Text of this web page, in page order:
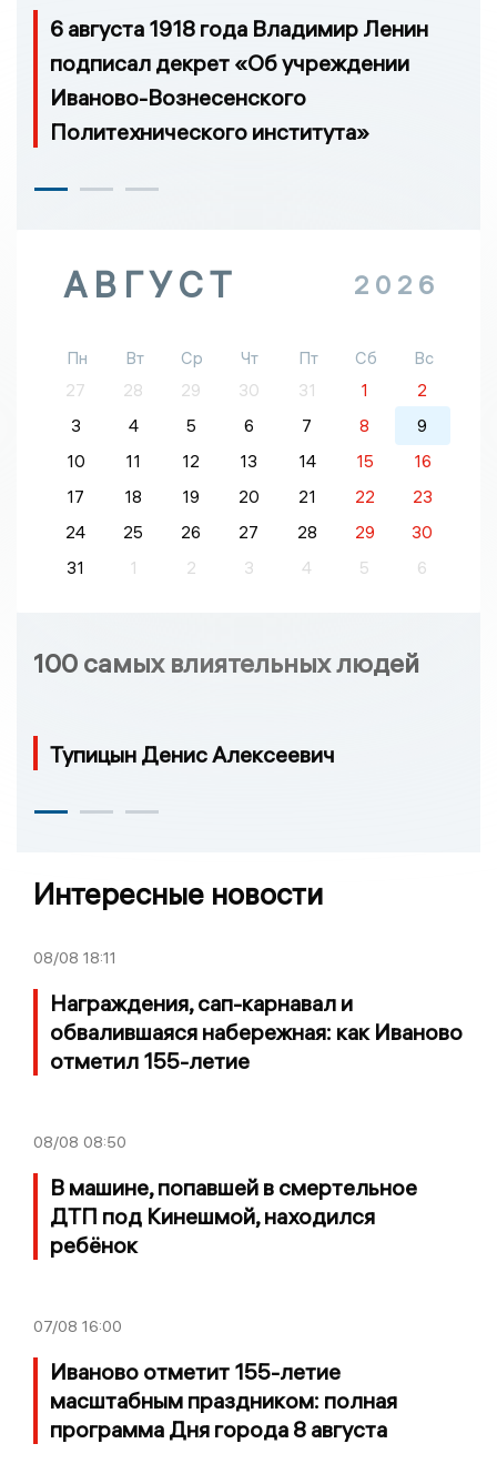
6 августа 1918 года Владимир Ленин
подписал декрет «Об учреждении
Иваново-Вознесенского
Политехнического института»
АВГУСТ 2026
Пн Вт Ср Чт Пт Сб
Вс
27
28 29 30 31 1
2
3
4 5 6 7 8
9
10
11 12 13 14 15
16
17
18 19 20 21 22
23
24
25 26 27 28 29
30
31
1 2 3 4 5 6
100 самых влиятельных людей
Тупицын Денис Алексеевич
Интересные новости
08/08 18:11
Награждения, сап-карнавал и
обвалившаяся набережная: как Иваново
отметил 155-летие
08/08 08:50
В машине, попавшей в смертельное
ДТП под Кинешмой, находился
ребёнок
07/08 16:00
Иваново отметит 155-летие
масштабным праздником: полная
программа Дня города 8 августа